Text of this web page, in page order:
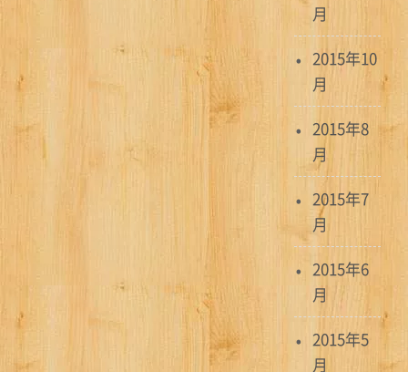
月
2015年10
月
2015年8
月
2015年7
月
2015年6
月
2015年5
月